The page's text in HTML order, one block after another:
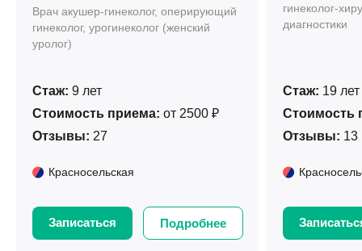
Врач акушер-гинеколог, оперирующий
гинеколог, урогинеколог (женский
уролог)
Стаж: 9 лет
Стоимость приема: от 2500 ₽
Отзывы: 27
Красносельская
Записаться Подробнее
гинеколог-
диагностики
Стаж: 19 лет
Стоимость
Отзывы: 13